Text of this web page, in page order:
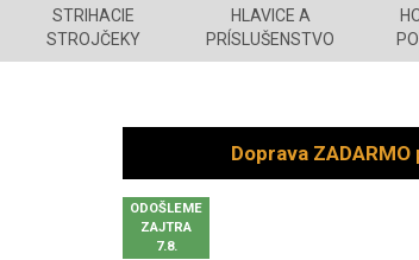
STRIHACIE
STROJČEKY
HLAVICE A
PRÍSLUŠENSTVO
Doprava
ODOŠLEME
ZAJTRA
7.8.